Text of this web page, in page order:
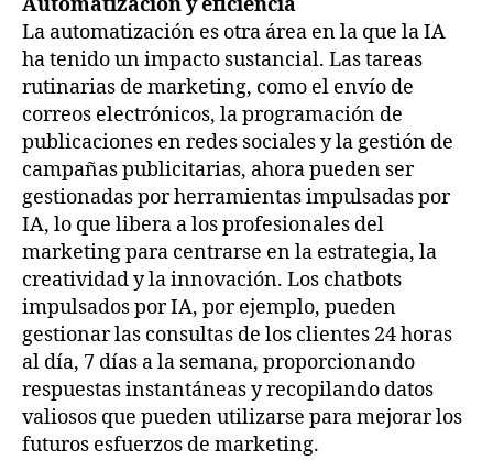
Automatización y eficiencia
La automatización es otra área en la que la IA
ha tenido un impacto sustancial. Las tareas
rutinarias de marketing, como el envío de
correos electrónicos, la programación de
publicaciones en redes sociales y la gestión de
campañas publicitarias, ahora pueden ser
gestionadas por herramientas impulsadas por
IA, lo que libera a los profesionales del
marketing para centrarse en la estrategia, la
creatividad y la innovación. Los chatbots
impulsados por IA, por ejemplo, pueden
gestionar las consultas de los clientes 24 horas
al día, 7 días a la semana, proporcionando
respuestas instantáneas y recopilando datos
valiosos que pueden utilizarse para mejorar los
futuros esfuerzos de marketing.